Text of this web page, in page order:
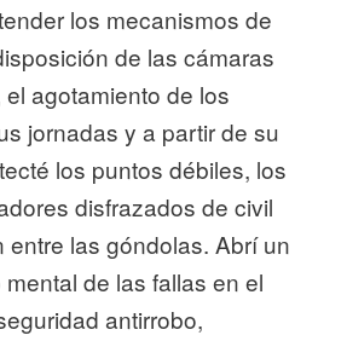
los mecanismos de
de las cámaras
agotamiento de los
jornadas y a partir de su
los puntos débiles, los
disfrazados de civil
entre las góndolas. Abrí un
de las fallas en el
antirrobo,